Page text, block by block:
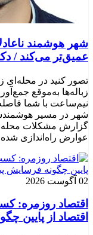
شهر هوشمند
عمیق‌تر می‌کند /
تصور کنید در
زباله‌ها به‌موقع
نیم‌ساعت با شما
شهر در مسیر
گزارش مشکلات محله
عوارض راه‌اندازی
02 آگوست 2026
اقتصاد روزمره:
اقتصاد از پایین